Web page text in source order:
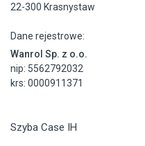
22-300 Krasnystaw
Dane rejestrowe:
Wanrol Sp. z o.o.
nip: 5562792032
krs: 0000911371
Szyba Case IH